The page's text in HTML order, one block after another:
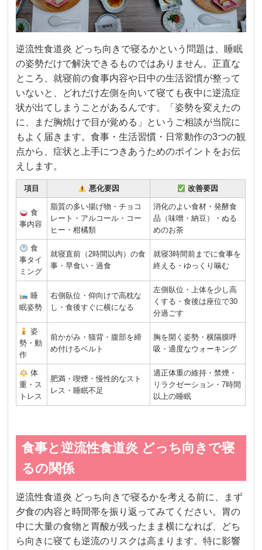
逆流性食道炎 どっち向きで寝るかという問題は、睡眠
の姿勢だけで解決できるものではありません。正直な
ところ、就寝前の食事内容や日中の生活習慣が整って
いないと、どれだけ左側を向いて寝ても夜中に逆流症
状が出てしまうことがあるんです。「姿勢を変えたの
に、まだ胸焼けで目が覚める」というご相談が当院に
もよく届きます。食事・生活習慣・日常動作の3つの観
点から、症状と上手につきあうためのポイントをお伝
えします。
項目 悪化要因 改善要因
食
事内容
脂質の多い揚げ物・チョコ
レート・アルコール・コー
ヒー・柑橘類
消化のよい食材・発酵食
品（味噌・納豆）・ぬる
めのお茶
食
事タイ
ミング
就寝直前（2時間以内）の食
事・早食い・過食
就寝3時間前までに食事を
終える・ゆっくり噛む
睡
眠姿勢
右側臥位・仰向けで高枕な
し・食後すぐに横になる
左側臥位・上体を少し高
くする・食後は座位で30
分過ごす
姿
勢・動
作
前かがみ・猫背・腹部を締
め付けるベルト
胸を開く姿勢・横隔膜呼
吸・適度なウォーキング
体
重・ス
トレス
肥満・喫煙・慢性的なスト
レス・睡眠不足
適正体重の維持・禁煙・
リラクゼーション・7時間
以上の睡眠
食事と逆流性食道炎 どっち向きで寝
るの関係
逆流性食道炎 どっち向きで寝るかを考える前に、まず
夕食の内容と時間帯を振り返ってみてください。胃の
中に大量の食物と胃酸が残ったまま横になれば、どち
ら向きに寝ても逆流のリスクは高まります。特に影響